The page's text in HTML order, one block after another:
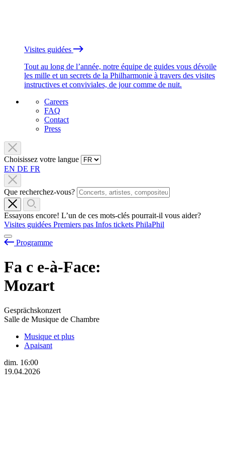
Visites guidées
Tout au long de l’année, notre équipe de guides vous dévoile
les mille et un secrets de la Philharmonie à travers des visites
instructives et conviviales, de jour comme de nuit.
Careers
FAQ
Contact
Press
Choisissez votre langue
EN DE FR
Que recherchez-vous?
Essayons encore! L’un de ces mots-clés pourrait-il vous aider?
Visites guidées Premiers pas Infos tickets PhilaPhil
Programme
Fa c e-à-Face:
Mozart
Gesprächskonzert
Salle de Musique de Chambre
Musique et plus
Apaisant
dim. 16:00
19.04.2026